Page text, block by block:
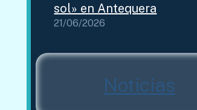
sol» en Antequera
21/06/2026
Noticias